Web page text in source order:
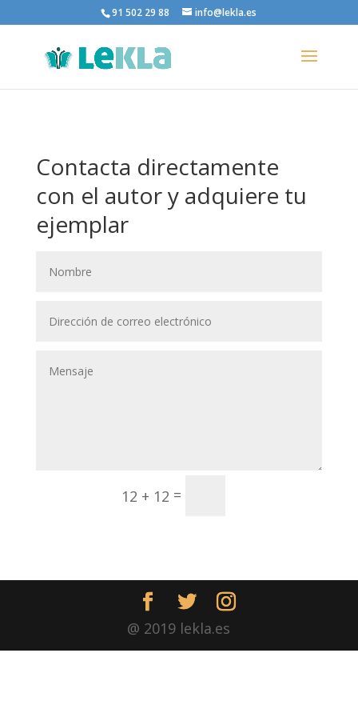
91 502 29 88 info@lekla.es
Contacta directamente
con el autor y adquiere tu
ejemplar
12 + 12 =
@ 2019 lekla.es